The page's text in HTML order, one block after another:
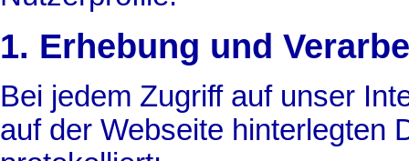
1. Erhebung und
Bei jedem Zugriff auf unser
auf der Webseite hinterlegten